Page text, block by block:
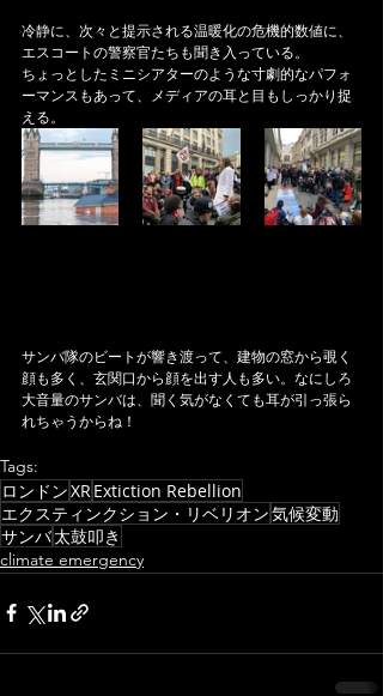
冷静に、次々と提示される温暖化の危機的数値に、
エスコートの警察官たちも聞き入っている。
ちょっとしたミニシアターのような寸劇的なパフォ
ーマンスもあって、メディアの耳と目もしっかり捉
える。
サンバ隊のビートが響き渡って、建物の窓から覗く
顔も多く、玄関口から顔を出す人も多い。なにしろ
大音量のサンバは、聞く気がなくても耳が引っ張ら
れちゃうからね！
Tags:
ロンドンXR Extiction Rebellion
エクスティンクション・リベリオン気候変動
サンバ太鼓叩き
climate emergency